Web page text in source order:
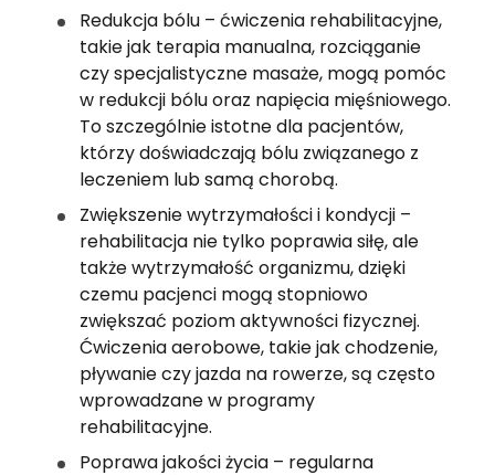
Redukcja bólu – ćwiczenia rehabilitacyjne,
takie jak terapia manualna, rozciąganie
czy specjalistyczne masaże, mogą pomóc
w redukcji bólu oraz napięcia mięśniowego.
To szczególnie istotne dla pacjentów,
którzy doświadczają bólu związanego z
leczeniem lub samą chorobą.
Zwiększenie wytrzymałości i kondycji –
rehabilitacja nie tylko poprawia siłę, ale
także wytrzymałość organizmu, dzięki
czemu pacjenci mogą stopniowo
zwiększać poziom aktywności fizycznej.
Ćwiczenia aerobowe, takie jak chodzenie,
pływanie czy jazda na rowerze, są często
wprowadzane w programy
rehabilitacyjne.
Poprawa jakości życia – regularna